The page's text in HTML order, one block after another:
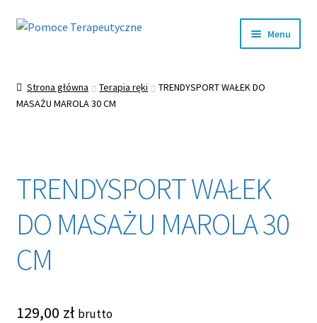
Przejdź
Przejdź
Menu
INTEGRACJA SENSORYCZNA
TERAPIA RĘKI
REHABILITACJA
Rozwiń
menu
ZABAWKI WSPOMAGAJĄCE ROZWÓJ
Strona główna Terapia ręki
TRENDYSPORT WAŁEK DO
MASAŻU MAROLA 30 CM
TRENDYSPORT WAŁEK
DO MASAŻU MAROLA 30
CM
129,00 zł brutto